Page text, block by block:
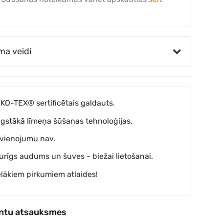
veidi
TEX® sertificētais galdauts.
līmeņa šūšanas tehnoloģijas.
nav.
audums un šuves - biežai lietošanai.
pirkumiem atlaides!
atsauksmes